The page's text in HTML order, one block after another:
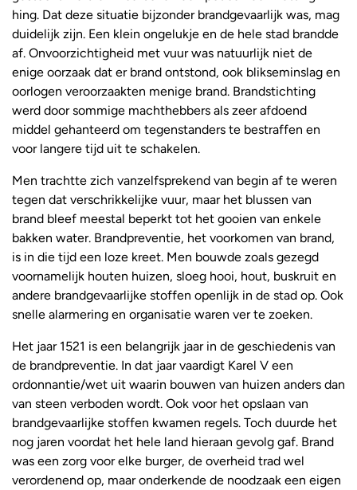
hing. Dat deze situatie bijzonder brandgevaarlijk was, mag
duidelijk zijn. Een klein ongelukje en de hele stad brandde
af. Onvoorzichtigheid met vuur was natuurlijk niet de
enige oorzaak dat er brand ontstond, ook blikseminslag en
oorlogen veroorzaakten menige brand. Brandstichting
werd door sommige machthebbers als zeer afdoend
middel gehanteerd om tegenstanders te bestraffen en
voor langere tijd uit te schakelen.
Men trachtte zich vanzelfsprekend van begin af te weren
tegen dat verschrikkelijke vuur, maar het blussen van
brand bleef meestal beperkt tot het gooien van enkele
bakken water. Brandpreventie, het voorkomen van brand,
is in die tijd een loze kreet. Men bouwde zoals gezegd
voornamelijk houten huizen, sloeg hooi, hout, buskruit en
andere brandgevaarlijke stoffen openlijk in de stad op. Ook
snelle alarmering en organisatie waren ver te zoeken.
Het jaar 1521 is een belangrijk jaar in de geschiedenis van
de brandpreventie. In dat jaar vaardigt Karel V een
ordonnantie/wet uit waarin bouwen van huizen anders dan
van steen verboden wordt. Ook voor het opslaan van
brandgevaarlijke stoffen kwamen regels. Toch duurde het
nog jaren voordat het hele land hieraan gevolg gaf. Brand
was een zorg voor elke burger, de overheid trad wel
verordenend op, maar onderkende de noodzaak een eigen